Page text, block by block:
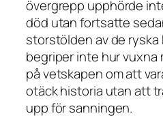
övergrepp upphörde
död utan fortsatte
storstölden av de
begriper inte hur vuxna
på vetskapen om att
otäck historia utan att
upp för sanningen.